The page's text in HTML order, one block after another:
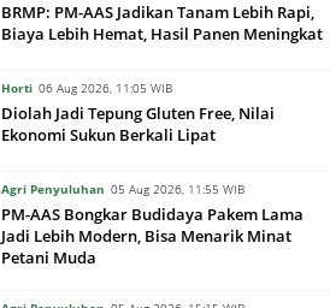
BRMP: PM-AAS Jadikan Tanam Lebih Rapi,
Biaya Lebih Hemat, Hasil Panen Meningkat
Horti 06 Aug 2026, 11:05 WIB
Diolah Jadi Tepung Gluten Free, Nilai
Ekonomi Sukun Berkali Lipat
Agri Penyuluhan 05 Aug 2026, 11:55 WIB
PM-AAS Bongkar Budidaya Pakem Lama
Jadi Lebih Modern, Bisa Menarik Minat
Petani Muda